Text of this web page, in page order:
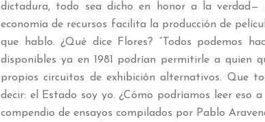
dictadura, todo sea dicho en honor a la verdad—
economía de recursos facilita la producción de
que hablo. ¿Qué dice Flores? “Todos podemos
disponibles ya en 1981 podrían permitirle a quien
propios circuitos de exhibición alternativos. Que
decir: el Estado soy yo. ¿Cómo podríamos leer eso
compendio de ensayos compilados por Pablo